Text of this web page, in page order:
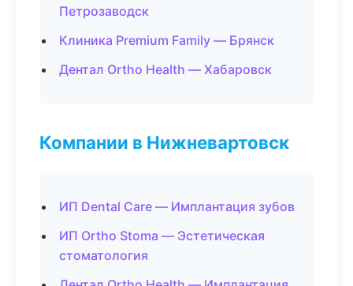
Петрозаводск
Клиника Premium Family — Брянск
Дентал Ortho Health — Хабаровск
Компании в Нижневартовск
ИП Dental Care — Имплантация зубов
ИП Ortho Stoma — Эстетическая
стоматология